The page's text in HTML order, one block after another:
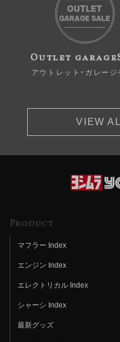
Outlet
アウトレット・ガレージ
VIEW
Product
マフラー Index
エンジン Index
エレクトリカル Index
シャーシ Index
最新グッズ